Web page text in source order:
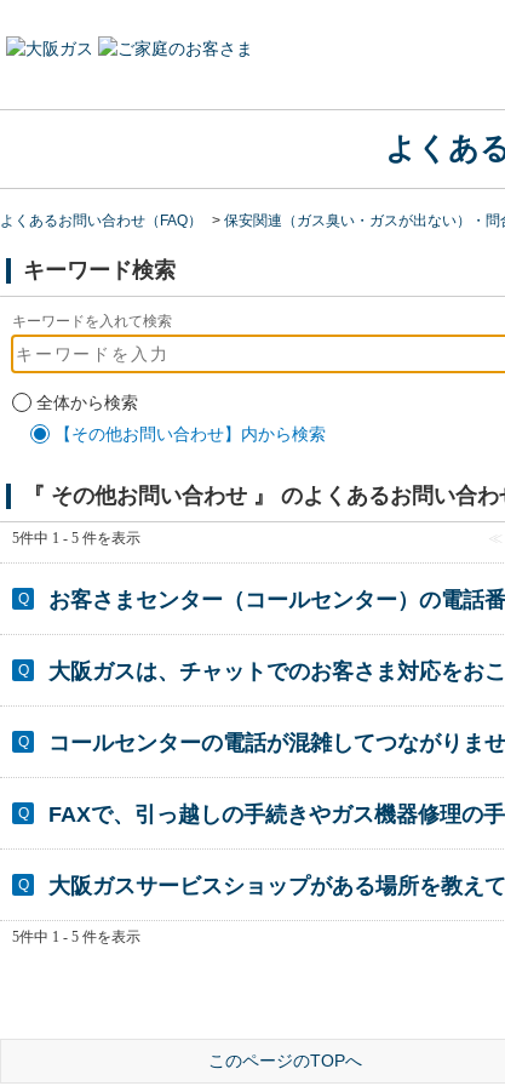
よくあ
よくあるお問い合わせ（FAQ） > 保安関連（ガス臭い・ガスが出ない）・問
キーワード検索
キーワードを入れて検索
全体から検索
【その他お問い合わせ】内から検索
『 その他お問い合わせ 』 のよくあるお問い合わ
5件中 1 - 5 件を表示 ≪
お客さまセンター（コールセンター）の電話
大阪ガスは、チャットでのお客さま対応をお
コールセンターの電話が混雑してつながりま
FAXで、引っ越しの手続きやガス機器修理の
大阪ガスサービスショップがある場所を教えて
5件中 1 - 5 件を表示
このページのTOPへ